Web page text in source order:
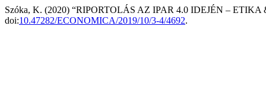
Szóka, K. (2020) “RIPORTOLÁS AZ IPAR 4.0 IDEJÉN –
doi:10.47282/ECONOMICA/2019/10/3-4/4692.